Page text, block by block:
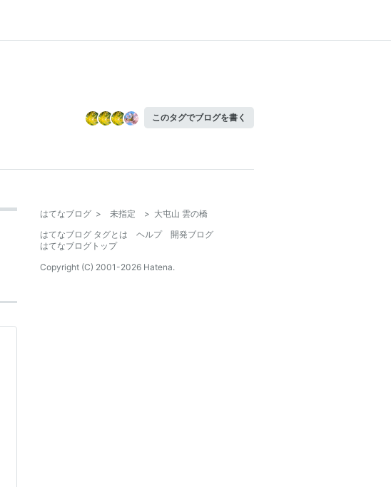
このタグでブログを書く
はてなブログ > 未指定 > 大屯山 雲の橋
はてなブログ タグとは
ヘルプ
開発ブログ
はてなブログトップ
Copyright (C) 2001-2026 Hatena.